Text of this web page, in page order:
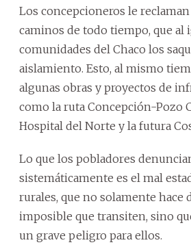
Los concepcioneros le
caminos de todo tiempo, que al
comunidades del Chaco los
aislamiento. Esto, al mismo
algunas obras y proyectos de
como la ruta Concepción-Pozo
Hospital del Norte y la futura
Lo que los pobladores
sistemáticamente es el mal
rurales, que no solamente hace
imposible que transiten, sino
un grave peligro para ellos.